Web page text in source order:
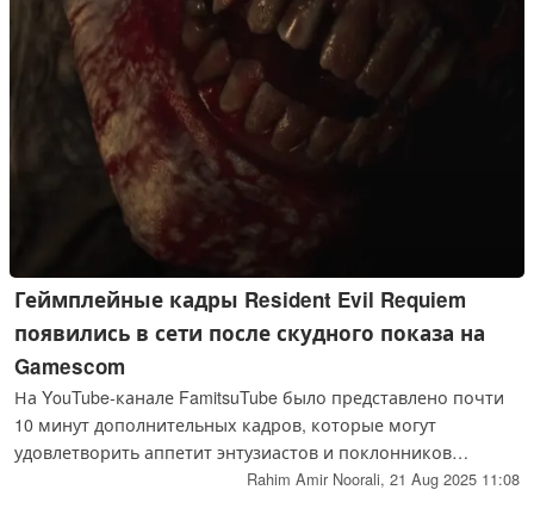
Геймплейные кадры Resident Evil Requiem
появились в сети после скудного показа на
Gamescom
На YouTube-канале FamitsuTube было представлено почти
10 минут дополнительных кадров, которые могут
удовлетворить аппетит энтузиастов и поклонников
франшизы, а также показать, чего можно ожидать от
Rahim Amir Noorali, 21 Aug 2025 11:08